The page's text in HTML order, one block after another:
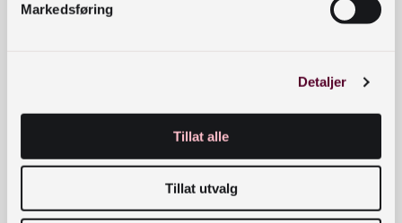
Markedsføring
Detaljer
Tillat alle
Tillat utvalg